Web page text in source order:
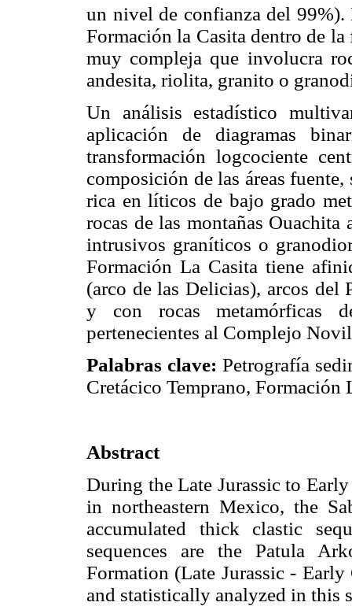
un nivel de confianza del 99%).
Formación la Casita dentro de
muy compleja que involucra
andesita, riolita, granito o
Un análisis estadístico
aplicación de diagramas
transformación logcociente
composición de las áreas
rica en líticos de bajo grado
rocas de las montañas
intrusivos graníticos o
Formación La Casita tiene
(arco de las Delicias), arcos del
y con rocas metamórficas
pertenecientes al Complejo
Palabras clave: Petrografía
Cretácico Temprano, Formación
Abstract
During the Late Jurassic to
in northeastern Mexico, the
accumulated thick clastic
sequences are the Patula
Formation (Late Jurassic -
and statistically analyzed in this